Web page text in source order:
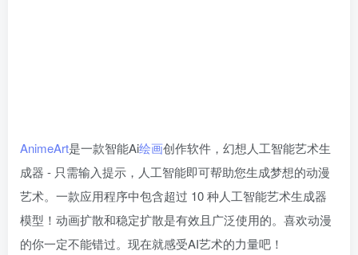
AnimeArt是一款智能Ai绘画创作软件，幻想人工智能艺术生
成器 - 只需输入提示，人工智能即可帮助您生成梦想的动漫
艺术。一款应用程序中包含超过 10 种人工智能艺术生成器
模型！动画扩散和稳定扩散是有效且广泛使用的。喜欢动漫
的你一定不能错过。现在就感受AI艺术的力量吧！